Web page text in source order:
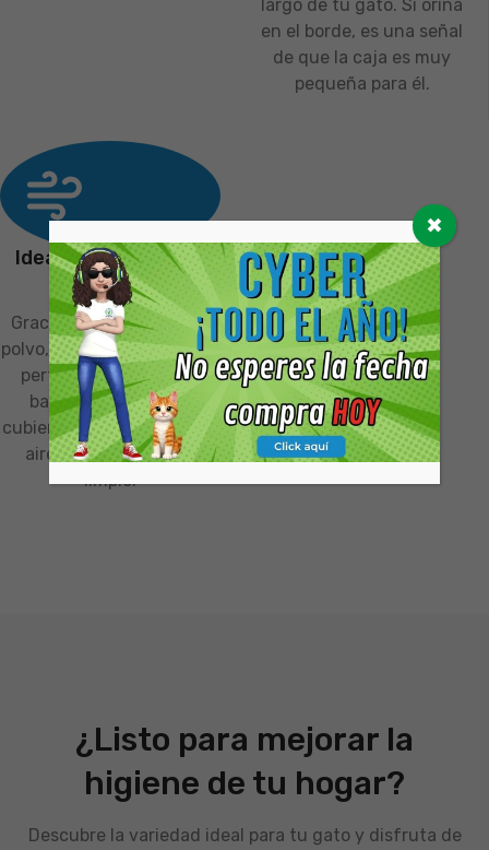
largo de tu gato. Si orina
en el borde, es una señal
de que la caja es muy
pequeña para él.
Ideal para Areneros
Cerrados
Gracias a que es libre de
polvo, la arena Lindocat es
perfecta para usar en
bandejas sanitarias
cubiertas, manteniendo el
aire de tu hogar más
limpio.
¿Listo para mejorar la
higiene de tu hogar?
Descubre la variedad ideal para tu gato y disfruta de
✖